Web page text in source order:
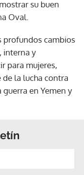
su buen
Oval.
profundos cambios
interna y
para mujeres,
la lucha contra
en Yemen y